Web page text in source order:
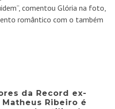
comentou Glória na foto,
romântico com o também
da Record ex-
Matheus Ribeiro é